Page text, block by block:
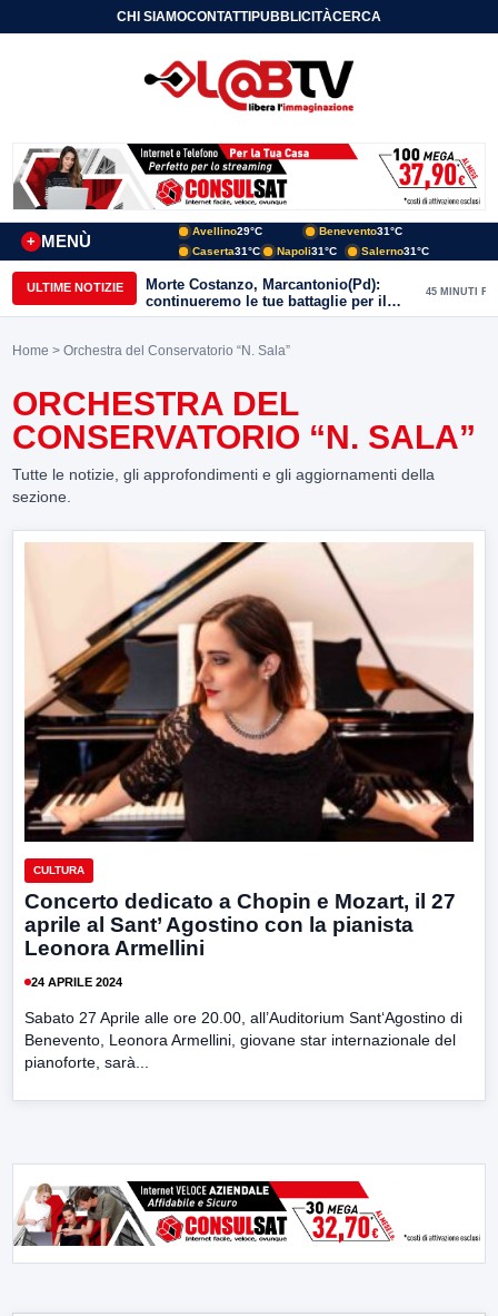
CHI SIAMOCONTATTIPUBBLICITÀCERCA
MENÙ
+
Avellino29°C Benevento31°C
Caserta31°C Napoli31°C Salerno31°C
ULTIME NOTIZIE
Morte Costanzo, Marcantonio(Pd):
continueremo le tue battaglie per il
Sannio
45 MINUTI FA
Home > Orchestra del Conservatorio “N. Sala”
ORCHESTRA DEL
CONSERVATORIO “N. SALA”
Tutte le notizie, gli approfondimenti e gli aggiornamenti della
sezione.
CULTURA
Concerto dedicato a Chopin e Mozart, il 27
aprile al Sant’ Agostino con la pianista
Leonora Armellini
24 APRILE 2024
Sabato 27 Aprile alle ore 20.00, all’Auditorium Sant‘Agostino di
Benevento, Leonora Armellini, giovane star internazionale del
pianoforte, sarà...